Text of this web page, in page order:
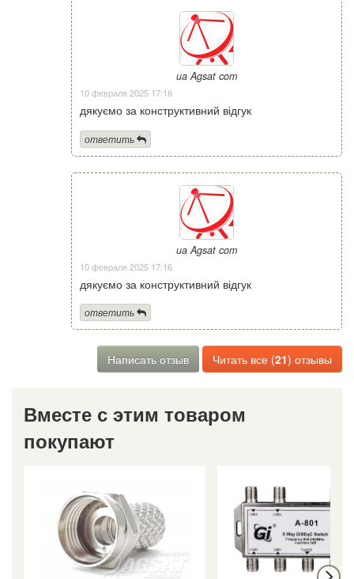
ua Agsat com
10 февраля 2025 17:16
дякуємо за конструктивний відгук
ответить
ua Agsat com
10 февраля 2025 17:16
дякуємо за конструктивний відгук
ответить
Написать отзыв Читать все (21) отзывы
Вместе с этим товаром
покупают